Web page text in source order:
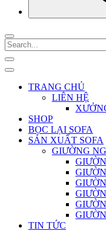
TRANG CHỦ
LIÊN HỆ
SHOP
BỌC LẠI SOFA
SẢN XUẤT SOFA
GIƯỜNG
TIN TỨC